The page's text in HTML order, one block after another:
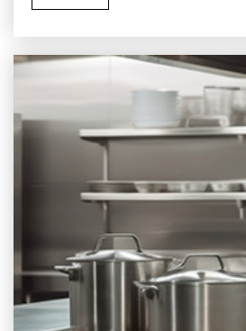
alternativas más populares. Este